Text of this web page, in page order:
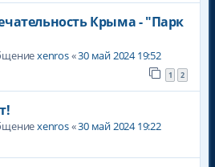
Крыма - "Парк
xenros«30 май 2024 19:52
1 2
xenros«30 май 2024 19:22